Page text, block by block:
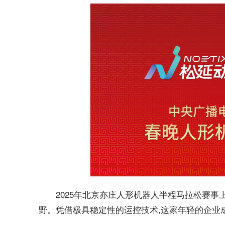
2025年北京亦庄人形机器人半程马拉松赛事
野。凭借极具稳定性的运控技术,这家年轻的企业